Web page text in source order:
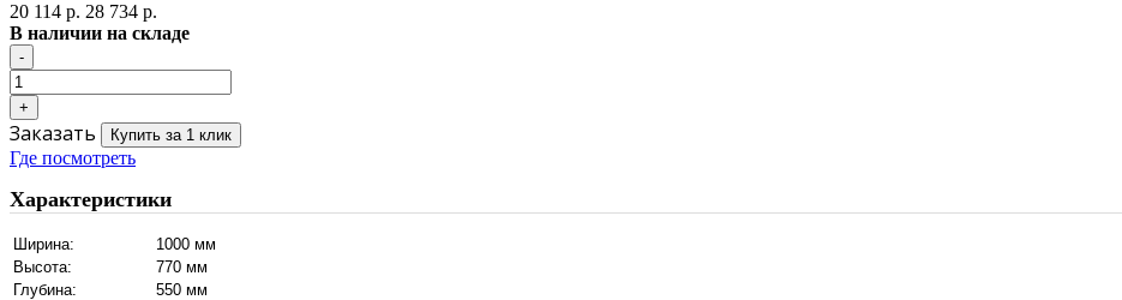
20 114 р. 28 734 р.
В наличии на складе
Заказать Купить за 1 клик
Где посмотреть
Характеристики
Ширина:
1000 мм
Высота:
770 мм
Глубина:
550 мм